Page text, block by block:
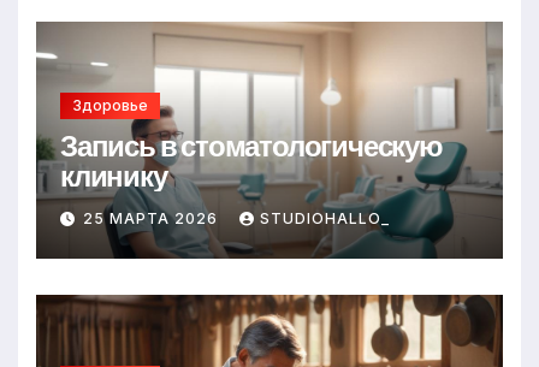
Здоровье
Запись в стоматологическую
клинику
25 МАРТА 2026 STUDIOHALLO_